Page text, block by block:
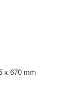
x 670 mm